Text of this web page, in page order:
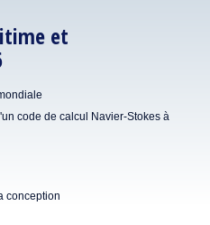
et
code de calcul Navier-Stokes à
conception